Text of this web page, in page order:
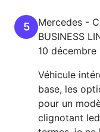
5 Mercedes -
BUSINESS
10 décembre
Véhicule
base, les
pour un
clignotant